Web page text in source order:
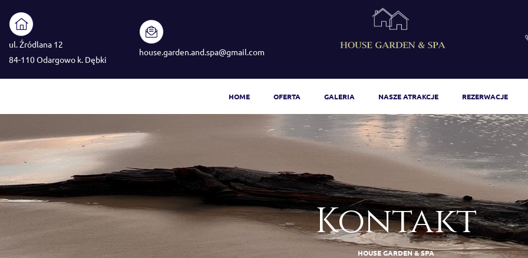
ul. Źródlana 12
84-110 Odargowo k. Dębki
house.garden.and.spa@gmail.com
HOME OFERTA GALERIA NASZE ATRAKCJE REZERWACJE
Kontakt
HOUSE GARDEN & SPA